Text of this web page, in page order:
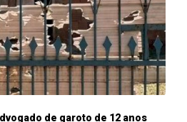
de garoto de 12 anos